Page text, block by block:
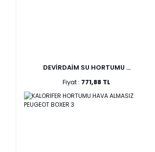
DEVİRDAİM SU HORTUMU ...
Fiyat : 771,88 TL